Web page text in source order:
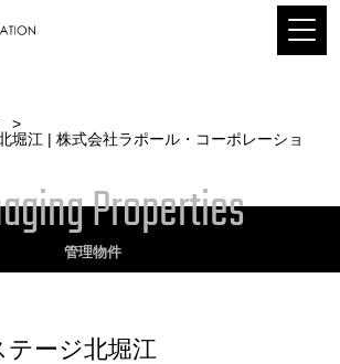
堀江 | 株式会社ラポール・コーポレーショ
Properties
管理物件
ージ北堀江